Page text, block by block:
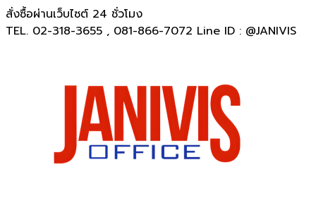
สั่งซื้อผ่านเว็บไซต์ 24 ชั่วโมง
TEL. 02-318-3655 , 081-866-7072 Line ID : @JANIVIS